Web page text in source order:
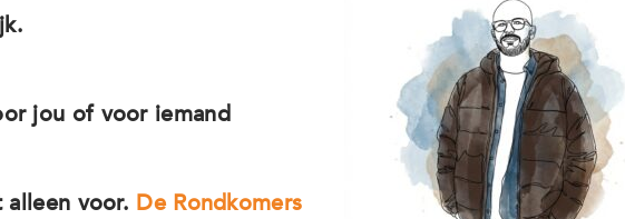
jou of voor iemand
voor. De Rondkomers